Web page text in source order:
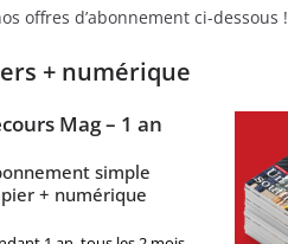
offres d’abonnement ci-dessous !
+ numérique
Mag – 1 an
simple
+ numérique